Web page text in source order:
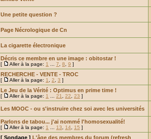
Une petite question ?
Page Nécrologique de Cn
La cigarette électronique
Décris ce membre en une image : obitostar !
[ Aller à la page: 1 7 8 9 ]
RECHERCHE - VENTE - TROC
[ Aller à la page: 1 2 3 ]
Le Jeu de la Vérité : Optimus en prime time !
[ Aller à la page: 1 21 22 23 ]
Les MOOC - ou s'instruire chez soi avec les universités
Parlons de tabou... j'ai nommé l'homosexualité!
[ Aller à la page: 1 13 14 15 ]
[ Sondage ] L'âge des membres du forum (refresh